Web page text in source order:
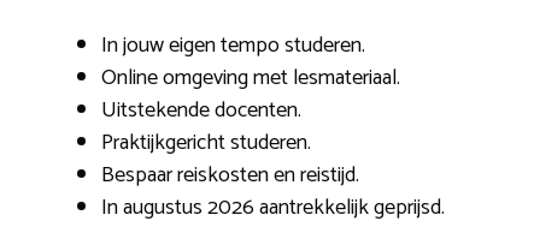
In jouw eigen tempo studeren.
Online omgeving met lesmateriaal.
Uitstekende docenten.
Praktijkgericht studeren.
Bespaar reiskosten en reistijd.
In augustus 2026 aantrekkelijk geprijsd.